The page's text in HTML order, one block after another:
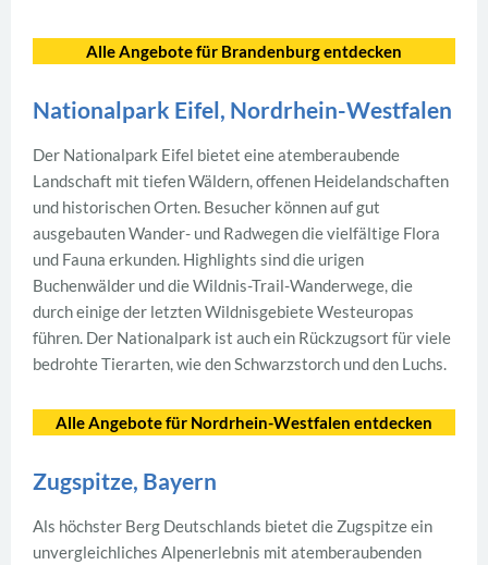
Alle Angebote für Brandenburg entdecken
Nationalpark Eifel, Nordrhein-Westfalen
Der Nationalpark Eifel bietet eine atemberaubende
Landschaft mit tiefen Wäldern, offenen Heidelandschaften
und historischen Orten. Besucher können auf gut
ausgebauten Wander- und Radwegen die vielfältige Flora
und Fauna erkunden. Highlights sind die urigen
Buchenwälder und die Wildnis-Trail-Wanderwege, die
durch einige der letzten Wildnisgebiete Westeuropas
führen. Der Nationalpark ist auch ein Rückzugsort für viele
bedrohte Tierarten, wie den Schwarzstorch und den Luchs.
Alle Angebote für Nordrhein-Westfalen entdecken
Zugspitze, Bayern
Als höchster Berg Deutschlands bietet die Zugspitze ein
unvergleichliches Alpenerlebnis mit atemberaubenden